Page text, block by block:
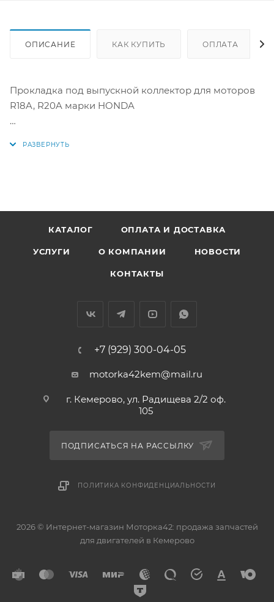
ОПИСАНИЕ КАК КУПИТЬ ОПЛАТА
Прокладка под выпускной коллектор для моторов
R18A, R20A марки HONDA
КАТАЛОГ ОПЛАТА И ДОСТАВКА
УСЛУГИ О КОМПАНИИ НОВОСТИ
КОНТАКТЫ
+7 (929) 300-04-05
motorka42kem@mail.ru
г. Кемерово, ул. Радищева 2/2 оф.
105
ПОДПИСАТЬСЯ НА РАССЫЛКУ
ПОЛИТИКА КОНФИДЕНЦИАЛЬНОСТИ
2026 © Интернет-магазин Моторка42: продажа запчастей
для двигателей в Кемерово